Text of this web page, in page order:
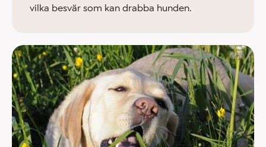
vilka besvär som kan drabba hunden.